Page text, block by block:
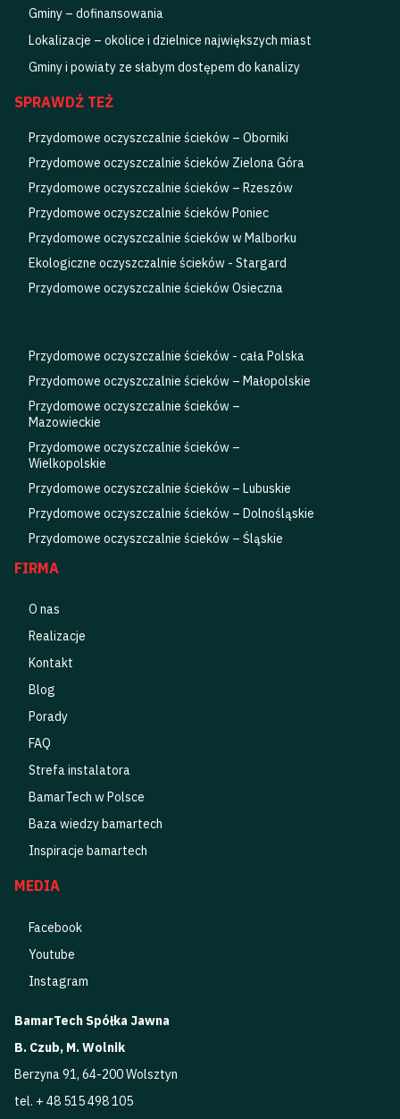
Gminy – dofinansowania
Lokalizacje – okolice i dzielnice największych miast
Gminy i powiaty ze słabym dostępem do kanalizy
SPRAWDŹ TEŻ
Przydomowe oczyszczalnie ścieków – Oborniki
Przydomowe oczyszczalnie ścieków Zielona Góra
Przydomowe oczyszczalnie ścieków – Rzeszów
Przydomowe oczyszczalnie ścieków Poniec
Przydomowe oczyszczalnie ścieków w Malborku
Ekologiczne oczyszczalnie ścieków - Stargard
Przydomowe oczyszczalnie ścieków Osieczna
Przydomowe oczyszczalnie ścieków - cała Polska
Przydomowe oczyszczalnie ścieków – Małopolskie
Przydomowe oczyszczalnie ścieków –
Mazowieckie
Przydomowe oczyszczalnie ścieków –
Wielkopolskie
Przydomowe oczyszczalnie ścieków – Lubuskie
Przydomowe oczyszczalnie ścieków – Dolnośląskie
Przydomowe oczyszczalnie ścieków – Śląskie
FIRMA
O nas
Realizacje
Kontakt
Blog
Porady
FAQ
Strefa instalatora
BamarTech w Polsce
Baza wiedzy bamartech
Inspiracje bamartech
MEDIA
Facebook
Youtube
Instagram
BamarTech Spółka Jawna
B. Czub, M. Wolnik
Berzyna 91, 64-200 Wolsztyn
tel. + 48 515 498 105